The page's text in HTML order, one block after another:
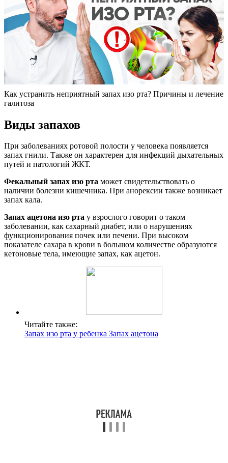
Как устранить неприятный запах изо рта? Причины и лечение
галитоза
Виды запахов
При заболеваниях ротовой полости у человека появляется
запах гнили. Также он характерен для инфекций дыхательных
путей и патологий ЖКТ.
Фекальный запах изо рта может свидетельствовать о
наличии болезни кишечника. При анорексии также возникает
запах кала.
Запах ацетона изо рта у взрослого говорит о таком
заболевании, как сахарный диабет, или о нарушениях
функционирования почек или печени. При высоком
показателе сахара в крови в большом количестве образуются
кетоновые тела, имеющие запах, как ацетон.
Читайте также:
Запах изо рта у ребенка Запах ацетона